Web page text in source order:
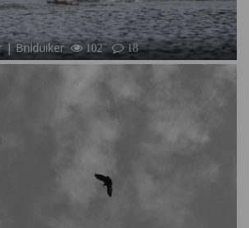
| Brilduiker 102 18